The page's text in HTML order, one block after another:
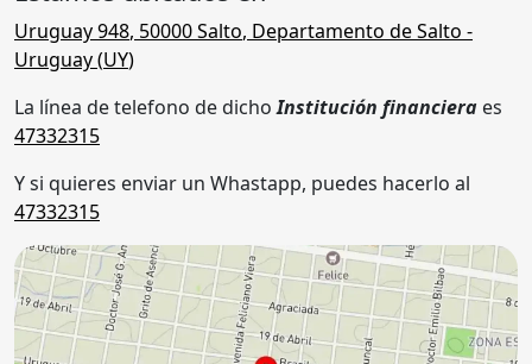
Uruguay 948, 50000Salto, Departamento de Salto -
Uruguay (UY)
La línea de telefono de dichoInstitución financiera es
47332315
Y si quieres enviar un Whastapp, puedes hacerlo al
47332315